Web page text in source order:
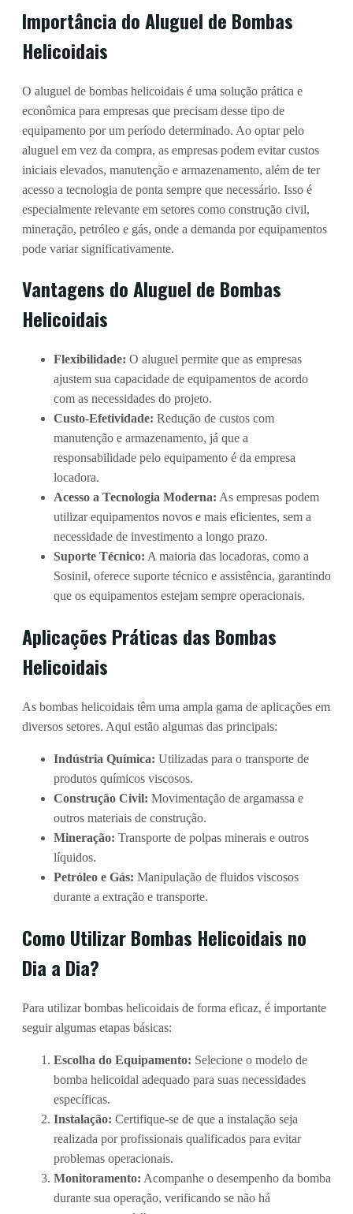
Importância do Aluguel de Bombas
Helicoidais
O aluguel de bombas helicoidais é uma solução prática e
econômica para empresas que precisam desse tipo de
equipamento por um período determinado. Ao optar pelo
aluguel em vez da compra, as empresas podem evitar custos
iniciais elevados, manutenção e armazenamento, além de ter
acesso a tecnologia de ponta sempre que necessário. Isso é
especialmente relevante em setores como construção civil,
mineração, petróleo e gás, onde a demanda por equipamentos
pode variar significativamente.
Vantagens do Aluguel de Bombas
Helicoidais
Flexibilidade: O aluguel permite que as empresas
ajustem sua capacidade de equipamentos de acordo
com as necessidades do projeto.
Custo-Efetividade: Redução de custos com
manutenção e armazenamento, já que a
responsabilidade pelo equipamento é da empresa
locadora.
Acesso a Tecnologia Moderna: As empresas podem
utilizar equipamentos novos e mais eficientes, sem a
necessidade de investimento a longo prazo.
Suporte Técnico: A maioria das locadoras, como a
Sosinil, oferece suporte técnico e assistência, garantindo
que os equipamentos estejam sempre operacionais.
Aplicações Práticas das Bombas
Helicoidais
As bombas helicoidais têm uma ampla gama de aplicações em
diversos setores. Aqui estão algumas das principais:
Indústria Química: Utilizadas para o transporte de
produtos químicos viscosos.
Construção Civil: Movimentação de argamassa e
outros materiais de construção.
Mineração: Transporte de polpas minerais e outros
líquidos.
Petróleo e Gás: Manipulação de fluidos viscosos
durante a extração e transporte.
Como Utilizar Bombas Helicoidais no
Dia a Dia?
Para utilizar bombas helicoidais de forma eficaz, é importante
seguir algumas etapas básicas:
Escolha do Equipamento: Selecione o modelo de
bomba helicoidal adequado para suas necessidades
específicas.
Instalação: Certifique-se de que a instalação seja
realizada por profissionais qualificados para evitar
problemas operacionais.
Monitoramento: Acompanhe o desempenho da bomba
durante sua operação, verificando se não há